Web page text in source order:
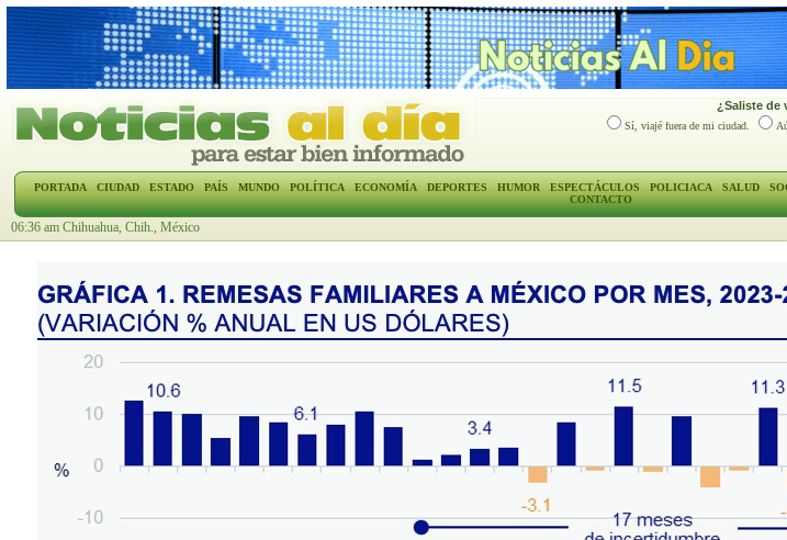
¿Saliste de
Sí, viajé fuera de mi ciudad.
PORTADA CIUDAD ESTADO PAÍS MUNDO POLÍTICA ECONOMÍA DEPORTES HUMOR ESPECTÁCULOS POLICIACA SALUD
CONTACTO
06:36 am Chihuahua, Chih., México